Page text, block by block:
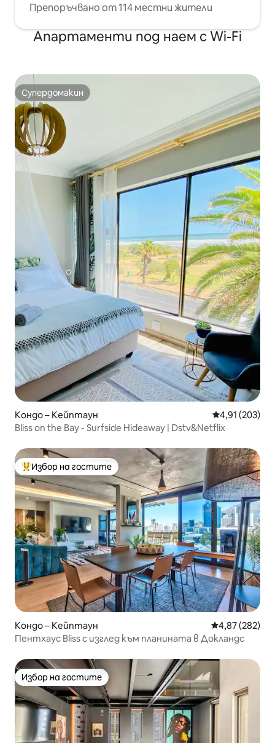
Препоръчвано от 114 местни жители
Апартаменти под наем с Wi-Fi
Супердомакин
Супердомакин
Кондо – Кейптаун Средна
4,91 (203)
Bliss on the Bay - Surfside Hideaway | Dstv&Netflix
Най-популярен избор на гостите
Избор на гостите
Кондо – Кейптаун Средна
4,87 (282)
Пентхаус Bliss с изглед към планината в Докландс
Избор на гостите
Избор на гостите